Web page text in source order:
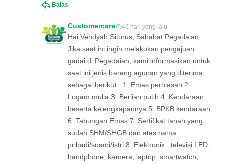
Balas
Customercare 46 hari yang lalu
Hai Vendyah Sitorus, Sahabat Pegadaian.
Jika saat ini ingin melakukan pengajuan
gadai di Pegadaian, kami informasikan untuk
saat ini jenis barang agunan yang diterima
sebagai berikut : 1. Emas perhiasan 2.
Logam mulia 3. Berlian putih 4. Kendaraan
beserta kelengkapannya 5. BPKB kendaraan
6. Tabungan Emas 7. Sertifikat tanah yang
sudah SHM/SHGB dan atas nama
pribadi/suami/istri 8. Elektronik : televisi LED,
handphone, kamera, laptop, smartwatch,